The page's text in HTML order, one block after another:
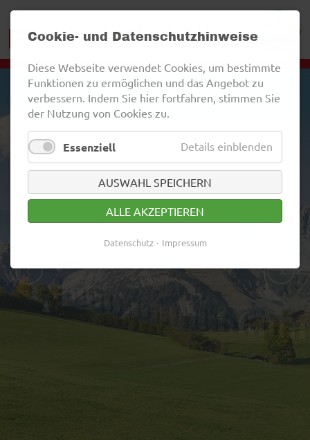
ZURÜCK WEITER
Cookie- und Datenschutzhinweise
Diese Webseite verwendet Cookies, um bestimmte
Funktionen zu ermöglichen und das Angebot zu
verbessern. Indem Sie hier fortfahren, stimmen Sie
der Nutzung von Cookies zu.
Essenziell Details einblenden
AUSWAHL SPEICHERN
ALLE AKZEPTIEREN
Datenschutz Impressum